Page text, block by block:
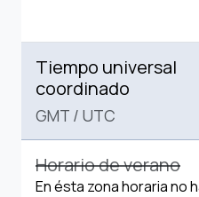
Tiempo universal
coordinado
GMT / UTC
Horario de verano
En ésta zona horaria no